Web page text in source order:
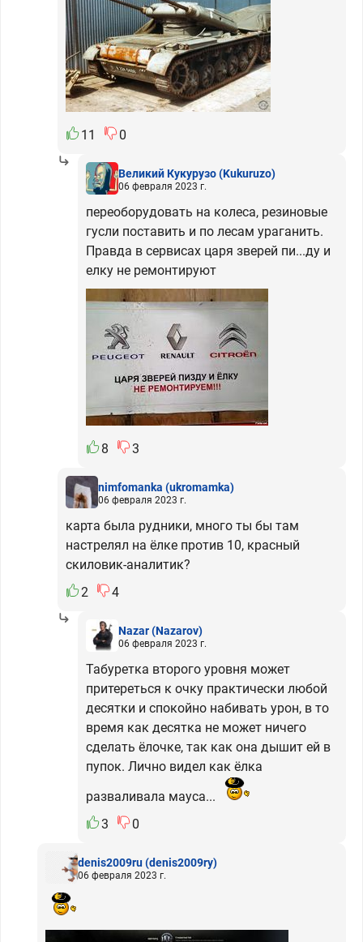
11 0
Великий Кукурузо(Kukuruzo)
06 февраля 2023 г.
переоборудовать на колеса, резиновые
гусли поставить и по лесам ураганить.
Правда в сервисах царя зверей пи...ду и
елку не ремонтируют
8 3
nimfomanka (ukromamka)
06 февраля 2023 г.
карта была рудники, много ты бы там
настрелял на ёлке против 10, красный
скиловик-аналитик?
2
4
Nazar(Nazarov)
06 февраля 2023 г.
Табуретка второго уровня может
притереться к очку практически любой
десятки и спокойно набивать урон, в то
время как десятка не может ничего
сделать ёлочке, так как она дышит ей в
пупок. Лично видел как ёлка
разваливала мауса...
3
0
denis2009ru(denis2009ry)
06 февраля 2023 г.